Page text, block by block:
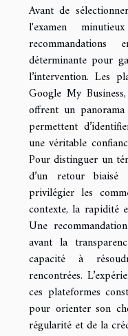
Avant de
l'examen
déterminante pour
l’intervention. Les
Google My
offrent un
permettent
une véritable
Pour distinguer un
d’un retour
privilégier les
contexte, la rapidité
Une
avant la
capacité à
rencontrées.
ces plateformes
pour orienter son
régularité et de la